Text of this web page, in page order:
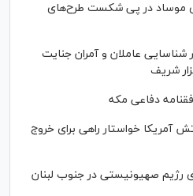
موساد در پی شکست طرح‌های
شناسایی عاملان و آمران جنایت
شریف
دفاعی مکه
آمریکا خواستار راهی برای خروج
رژیم صهیونیستی در جنوب لبنان